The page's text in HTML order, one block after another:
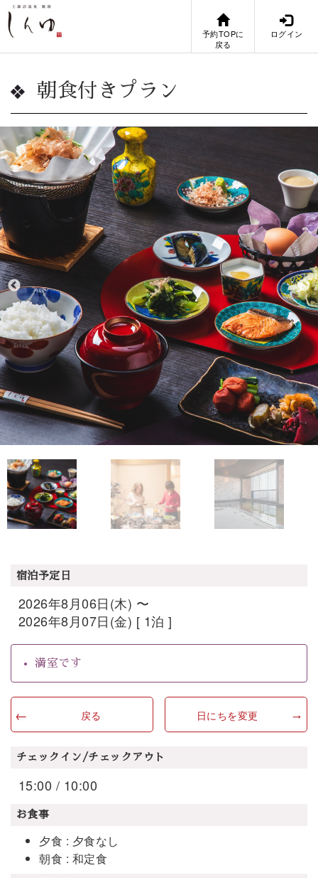
予約TOPに
戻る
ログイン
朝食付きプラン
宿泊予定日
2026年8月06日(木) 〜
2026年8月07日(金) [ 1泊 ]
満室です
戻る 日にちを変更
チェックイン/チェックアウト
15:00 / 10:00
お食事
夕食 : 夕食なし
朝食 : 和定食